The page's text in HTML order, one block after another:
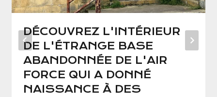
DÉCOUVREZ L'INTÉRIEUR
DE L'ÉTRANGE BASE
ABANDONNÉE DE L'AIR
FORCE QUI A DONNÉ
NAISSANCE À DES